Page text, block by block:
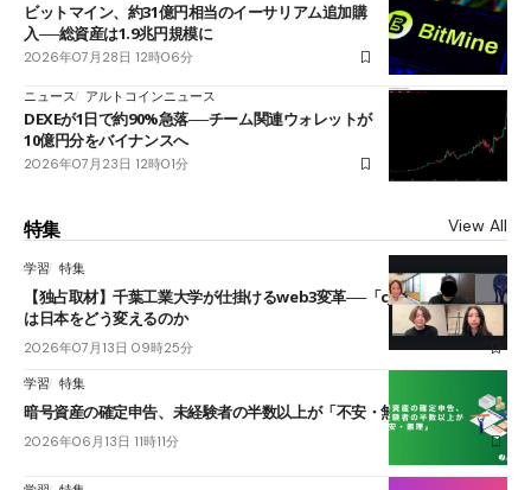
ビットマイン、約31億円相当のイーサリアム追加購
入──総資産は1.9兆円規模に
2026年07月28日 12時06分
ニュース アルトコインニュース
DEXEが1日で約90%急落──チーム関連ウォレットが
10億円分をバイナンスへ
2026年07月23日 12時01分
特集 View All
学習 特集
【独占取材】千葉工業大学が仕掛けるweb3変革──「cJPY」とAIの融合
は日本をどう変えるのか
2026年07月13日 09時25分
学習 特集
暗号資産の確定申告、未経験者の半数以上が「不安・無理」
2026年06月13日 11時11分